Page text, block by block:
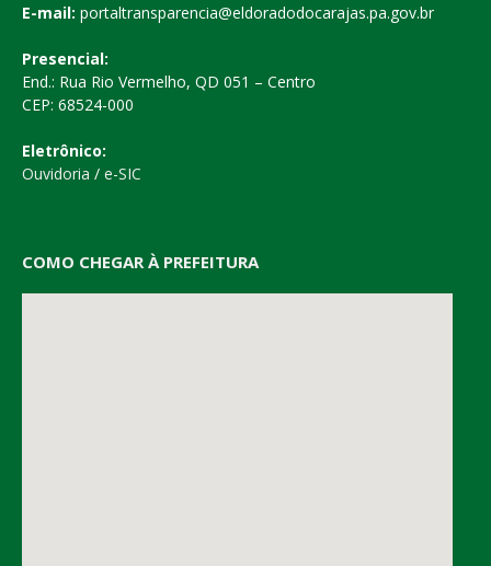
E-mail: portaltransparencia@eldoradodocarajas.pa.gov.br
Presencial:
End.: Rua Rio Vermelho, QD 051 – Centro
CEP: 68524-000
Eletrônico:
Ouvidoria / e-SIC
COMO CHEGAR À PREFEITURA